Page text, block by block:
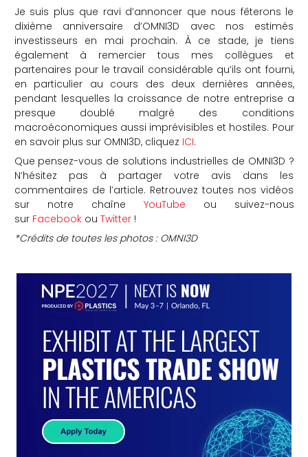
Je suis plus que ravi d’annoncer que nous fêterons le
dixième anniversaire d’OMNI3D avec nos estimés
investisseurs en mai prochain. À ce stade, je tiens
également à remercier tous mes collègues et
partenaires pour le travail considérable qu’ils ont fourni,
en particulier au cours des deux dernières années,
pendant lesquelles la croissance de notre entreprise a
presque doublé malgré des conditions
macroéconomiques aussi imprévisibles et hostiles. Pour
en savoir plus sur OMNI3D, cliquez ICI.
Que pensez-vous de solutions industrielles de OMNI3D ?
N’hésitez pas à partager votre avis dans les
commentaires de l’article. Retrouvez toutes nos vidéos
sur notre chaîne YouTube ou suivez-nous
sur Facebookou Twitter!
*Crédits de toutes les photos : OMNI3D